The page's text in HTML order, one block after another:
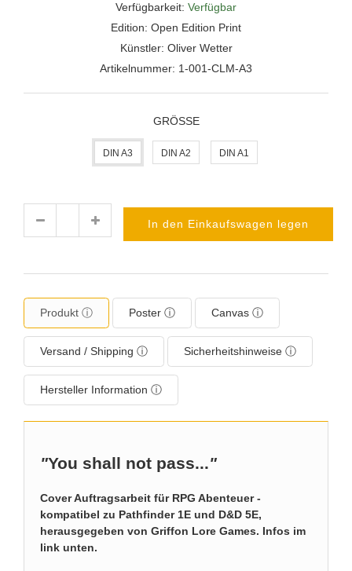
Verfügbarkeit: Verfügbar
Edition: Open Edition Print
Künstler: Oliver Wetter
Artikelnummer: 1-001-CLM-A3
GRÖSSE
DIN A3 DIN A2 DIN A1
In den Einkaufswagen legen
Produkt ⓘ Poster ⓘ Canvas ⓘ
Versand / Shipping ⓘ Sicherheitshinweise ⓘ
Hersteller Information ⓘ
"You shall not pass..."
Cover Auftragsarbeit für RPG Abenteuer -
kompatibel zu Pathfinder 1E und D&D 5E,
herausgegeben von Griffon Lore Games. Infos im
link unten.